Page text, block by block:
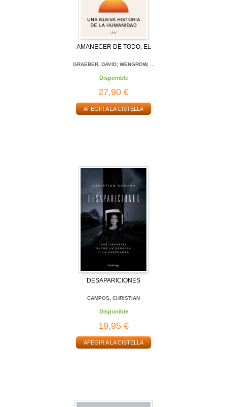
AMANECER DE TODO, EL
GRAEBER, DAVID; WENGROW, ...
Disponible
27,90 €
AFEGIR A LA CISTELLA
DESAPARICIONES
CAMPOS, CHRISTIAN
Disponible
19,95 €
AFEGIR A LA CISTELLA